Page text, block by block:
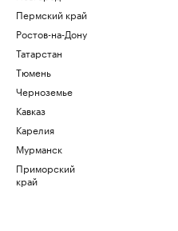
Пермский край
Ростов-на-Дону
Татарстан
Тюмень
Черноземье
Кавказ
Карелия
Мурманск
Приморский
край